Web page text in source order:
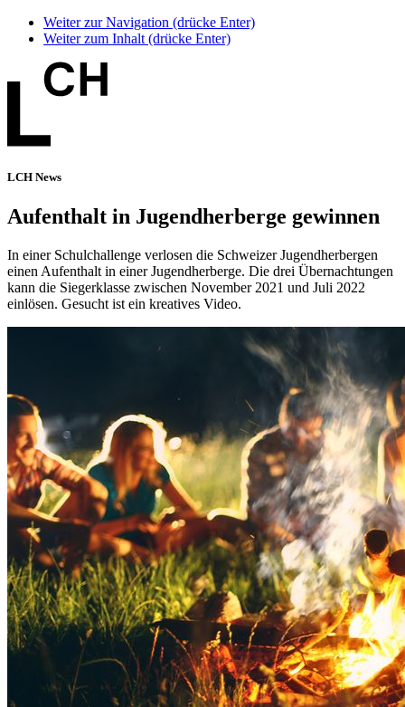
Weiter zur Navigation (drücke Enter)
Weiter zum Inhalt (drücke Enter)
LCH News
Aufenthalt in Jugendherberge gewinnen
In einer Schulchallenge verlosen die Schweizer Jugendherbergen
einen Aufenthalt in einer Jugendherberge. Die drei Übernachtungen
kann die Siegerklasse zwischen November 2021 und Juli 2022
einlösen. Gesucht ist ein kreatives Video.